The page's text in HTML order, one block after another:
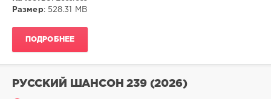
Classicrock
Размер: 528.31 MB
ПОДРОБНЕЕ
РУССКИЙ ШАНСОН 239 (2026)